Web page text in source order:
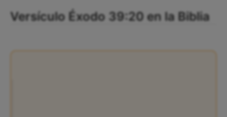
Versículo Éxodo 39:20 en la Biblia